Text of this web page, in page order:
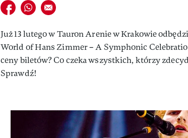
Udostępnij na facebook
Udostępnij na whatsapp
E-mail do przyjaciela
Już 13 lutego w Tauron Arenie w Krakowie
World of Hans Zimmer – A Symphonic
ceny biletów? Co czeka wszystkich, którzy
Sprawdź!